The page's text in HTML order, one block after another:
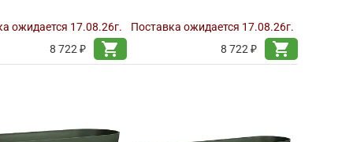
ожидается 17.08.26г.
8 722 ₽
shopping_cart
Поставка ожидается 17.08.26г.
8 722 ₽
shopping_cart